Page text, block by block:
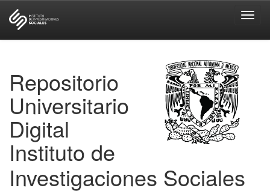
Repositorio
Universitario
Digital
Instituto de
Investigaciones Sociales